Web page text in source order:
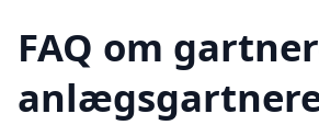
FAQ om